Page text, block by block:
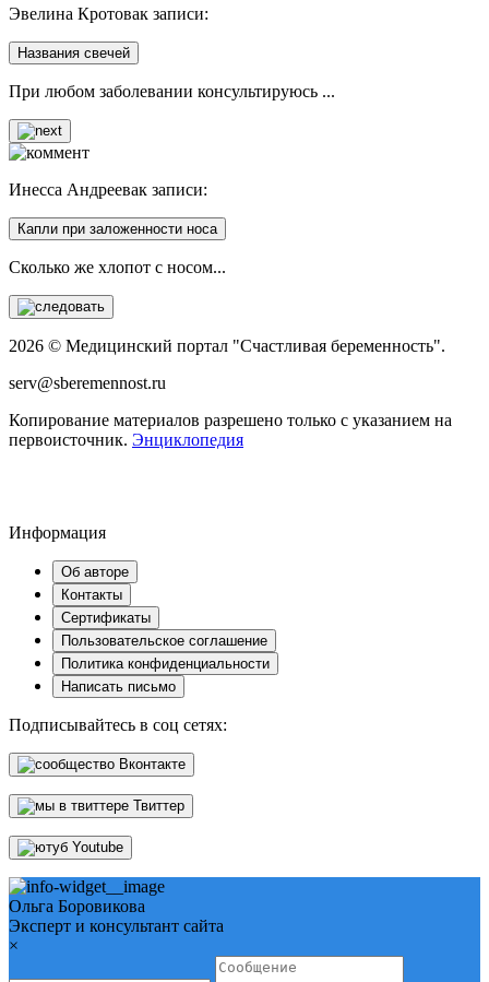
Эвелина Кротовак записи:
Названия свечей
При любом заболевании консультируюсь ...
Инесса Андреевак записи:
Капли при заложенности носа
Сколько же хлопот с носом...
2026 © Медицинский портал "Счастливая беременность".
serv@sberemennost.ru
Копирование материалов разрешено только с указанием на
первоисточник. Энциклопедия
Информация
Об авторе
Контакты
Сертификаты
Пользовательское соглашение
Политика конфиденциальности
Написать письмо
Подписывайтесь в соц сетях:
Вконтакте
Твиттер
Youtube
Ольга Боровикова
Эксперт и консультант сайта
×